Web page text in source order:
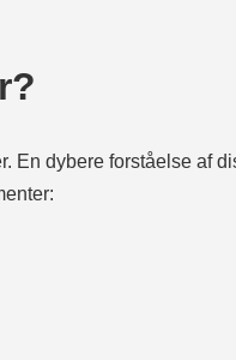
En dybere forståelse af